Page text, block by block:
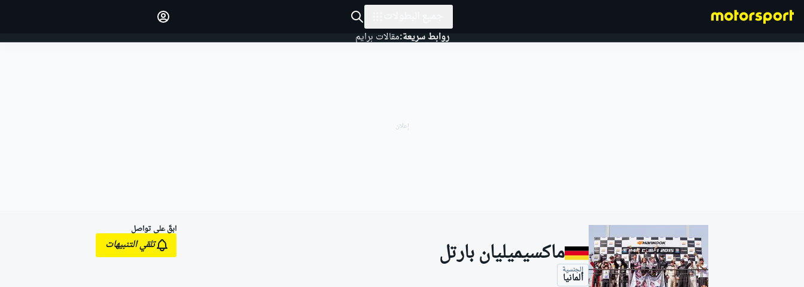
موتو جي بي
تسجيل الدخول
روابط سريعة:مقالات برايم
ماكسيميليان بارتل
الجنسية
ألمانيا
ابقَ على تواصل
تلقي التنبيهات